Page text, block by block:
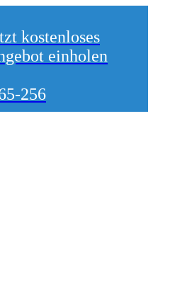
kostenloses
einholen
256